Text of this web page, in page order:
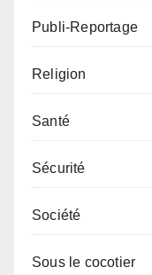
Publi-Reportage
Religion
Santé
Sécurité
Société
Sous le cocotier